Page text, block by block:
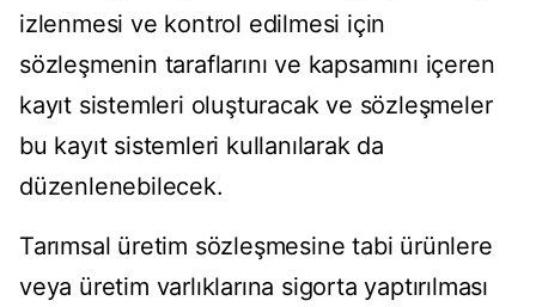
izlenmesi ve kontrol edilmesi için
sözleşmenin taraflarını ve kapsamını içeren
kayıt sistemleri oluşturacak ve sözleşmeler
bu kayıt sistemleri kullanılarak da
düzenlenebilecek.
Tarımsal üretim sözleşmesine tabi ürünlere
veya üretim varlıklarına sigorta yaptırılması